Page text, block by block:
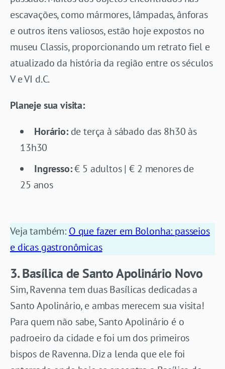
escavações, como mármores, lâmpadas, ânforas
e outros itens valiosos, estão hoje expostos no
museu Classis, proporcionando um retrato fiel e
atualizado da história da região entre os séculos
V e VI d.C.
Planeje sua visita:
Horário:de terça à sábado das 8h30 às
13h30
Ingresso:€ 5 adultos | € 2 menores de
25 anos
Veja também: O que fazer em Bolonha: passeios
e dicas gastronômicas
3. Basílica de Santo Apolinário Novo
Sim, Ravenna tem duas Basílicas dedicadas a
Santo Apolinário, e ambas merecem sua visita!
Para quem não sabe, Santo Apolinário é o
padroeiro da cidade e foi um dos primeiros
bispos de Ravenna. Diz a lenda que ele foi